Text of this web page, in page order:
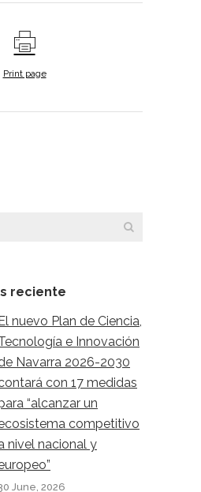
Print page
reciente
nuevo Plan de Ciencia,
e Innovación
Navarra 2026-2030
con 17 medidas
“alcanzar un
competitivo
nivel nacional y
June, 2026